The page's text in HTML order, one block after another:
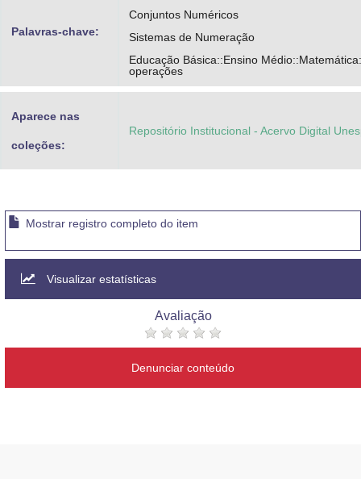
Palavras-chave:
Conjuntos Numéricos
Sistemas de Numeração
Educação Básica::Ensino
operações
Aparece nas
coleções:
Repositório Institucional - Acervo Digital
Mostrar registro completo do item
Visualizar estatísticas
Avaliação
Denunciar conteúdo